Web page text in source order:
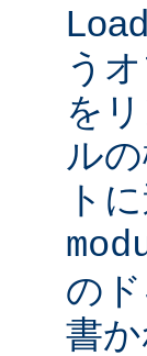
う
を
ル
ト
の
書